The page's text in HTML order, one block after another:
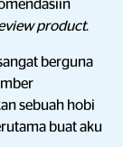
product.
berguna
sebuah hobi
buat aku